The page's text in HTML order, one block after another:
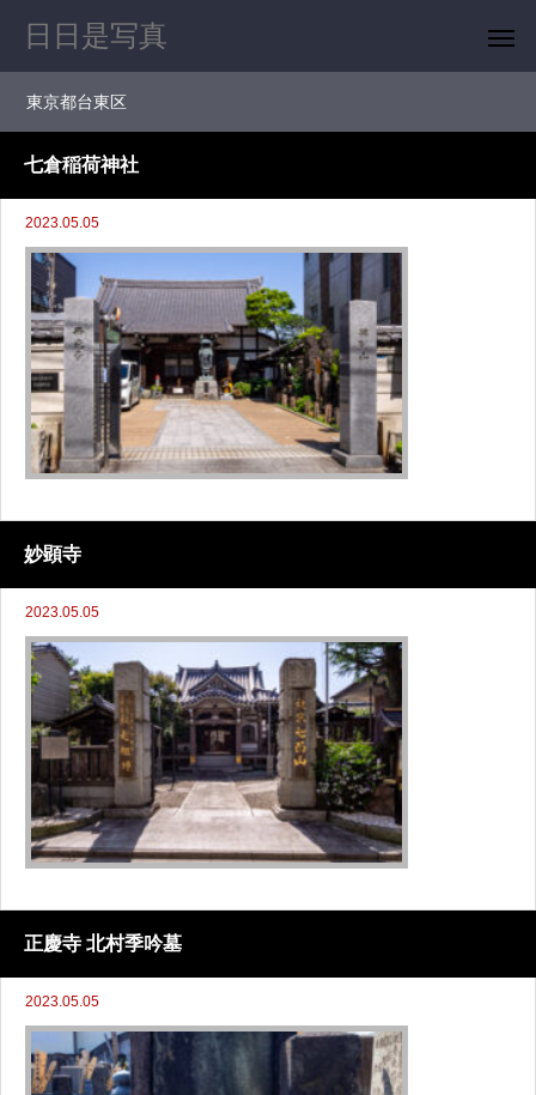
日日是写真
東京都台東区
七倉稲荷神社
2023.05.05
妙顕寺
2023.05.05
正慶寺 北村季吟墓
2023.05.05